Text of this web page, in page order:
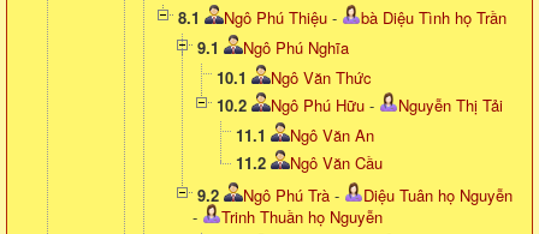
8.1
Ngô Phú Thiệu -
bà Diệu Tình họ Trần
9.1
Ngô Phú Nghĩa
10.1
Ngô Văn Thức
10.2
Ngô Phú Hữu -
Nguyễn Thị Tải
11.1
Ngô Văn An
11.2
Ngô Văn Cầu
9.2
Ngô Phú Trà -
Diệu Tuân họ Nguyễn
-
Trinh Thuần họ Nguyễn